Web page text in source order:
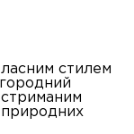
стилем